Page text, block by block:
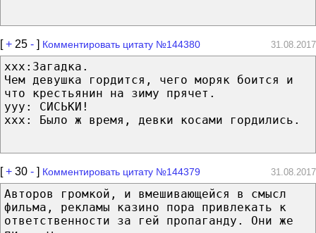
[+ 25 - ] Комментировать цитату №144380 31.08.2017
xxx:Загадка.
Чем девушка гордится, чего моряк боится и
что крестьянин на зиму прячет.
yyy: СИСЬКИ!
xxx: Было ж время, девки косами гордились.
[+ 30 - ] Комментировать цитату №144379 31.08.2017
Авторов громкой, и вмешивающейся в смысл
фильма, рекламы казино пора привлекать к
ответственности за гей пропаганду. Они же